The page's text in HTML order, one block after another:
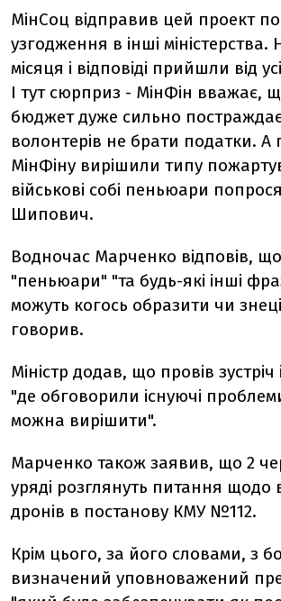
МінСоц відправив цей проект
узгодження в інші
місяця і відповіді прийшли від
І тут сюрприз - МінФін вважає,
бюджет дуже сильно
волонтерів не брати податки. А
МінФіну вирішили типу
військові собі пеньюари
Шипович.
Водночас Марченко відповів,
"пеньюари" "та будь-які інші
можуть когось образити чи
говорив.
Міністр додав, що провів
"де обговорили існуючі
можна вирішити".
Марченко також заявив, що 2
уряді розглянуть питання щодо
дронів в постанову КМУ №112.
Крім цього, за його словами, з
визначений уповноважений